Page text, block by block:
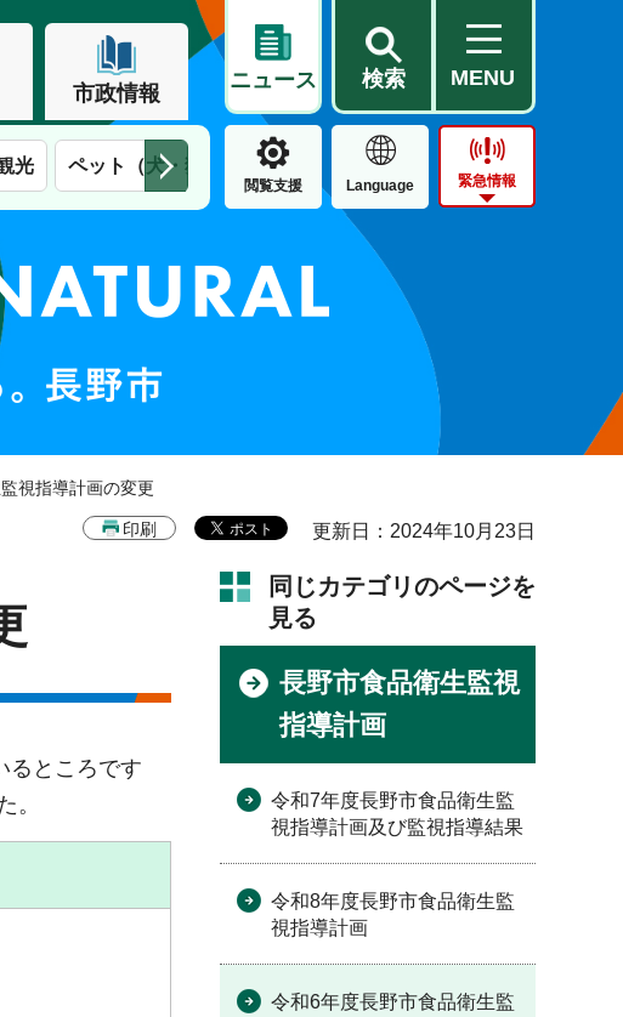
市政情報
ニュース 検索 MENU
光 ペット（犬・猫） 住民票・戸籍 公営住宅
閲覧支援 Language 緊急情報
視指導計画の変更
印刷 更新日：2024年10月23日
るところです
。
同じカテゴリのページを
見る
長野市食品衛生監視
指導計画
令和7年度長野市食品衛生監
視指導計画及び監視指導結果
令和8年度長野市食品衛生監
視指導計画
令和6年度長野市食品衛生監